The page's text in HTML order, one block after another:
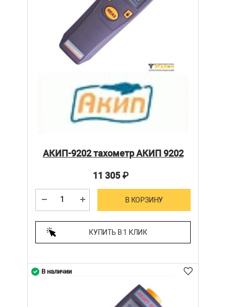
АКИП-9202 тахометр АКИП 9202
11 305₽
В КОРЗИНУ
КУПИТЬ В 1 КЛИК
В наличии